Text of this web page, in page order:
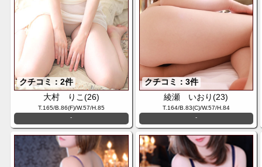
クチコミ：2件
大村 りこ(26)
T.165/B.86(F)/W.57/H.85
-
クチコミ：3件
綾瀬 いおり(23)
T.164/B.83(C)/W.57/H.84
-